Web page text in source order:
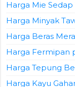
Harga Mie Sedap
Harga Minyak
Harga Beras
Harga Fermipan
Harga Tepung
Harga Kayu